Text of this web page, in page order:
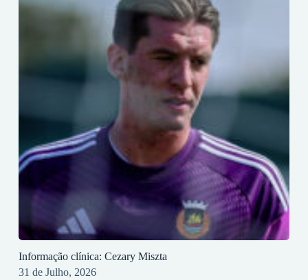
Informação clínica: Cezary Miszta
31 de Julho, 2026